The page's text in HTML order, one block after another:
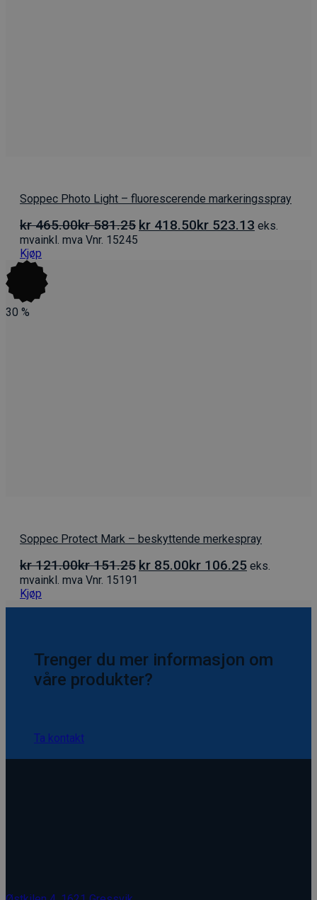
Soppec Photo Light – fluorescerende markeringsspray
kr465.00kr581.25 Opprinnelig
kr 418.50kr 523.13 Nåværende
eks.
mvainkl. mva Vnr. 15245
Kjøp
30 %
Soppec Protect Mark – beskyttende merkespray
kr121.00kr151.25 Opprinnelig
kr 85.00kr 106.25 Nåværende
eks.
mvainkl. mva Vnr. 15191
Kjøp
Trenger du mer informasjon om
våre produkter?
Ta kontakt